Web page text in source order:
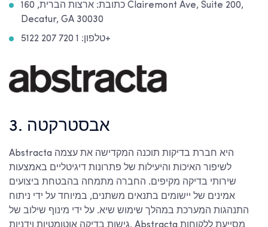
כתובת: ארצות הברית, 160 Clairemont Ave, Suite 200,
Decatur, GA 30030
טלפון: 1 720 207 5122+
3. אבסטרקטה
Abstracta היא חברת בדיקות תוכנה המקדישה את עצמה
לשיפור האיכות והיעילות של פתרונות דיגיטליים באמצעות
שירותי בדיקה מקיפים. החברה מתמחה בהבטחת ביצועים
אמינים של יישומים בתנאים משתנים, במיוחד על ידי ניתוח
התנהגות המערכת במהלך שימוש שיא. על ידי מינוף שילוב של